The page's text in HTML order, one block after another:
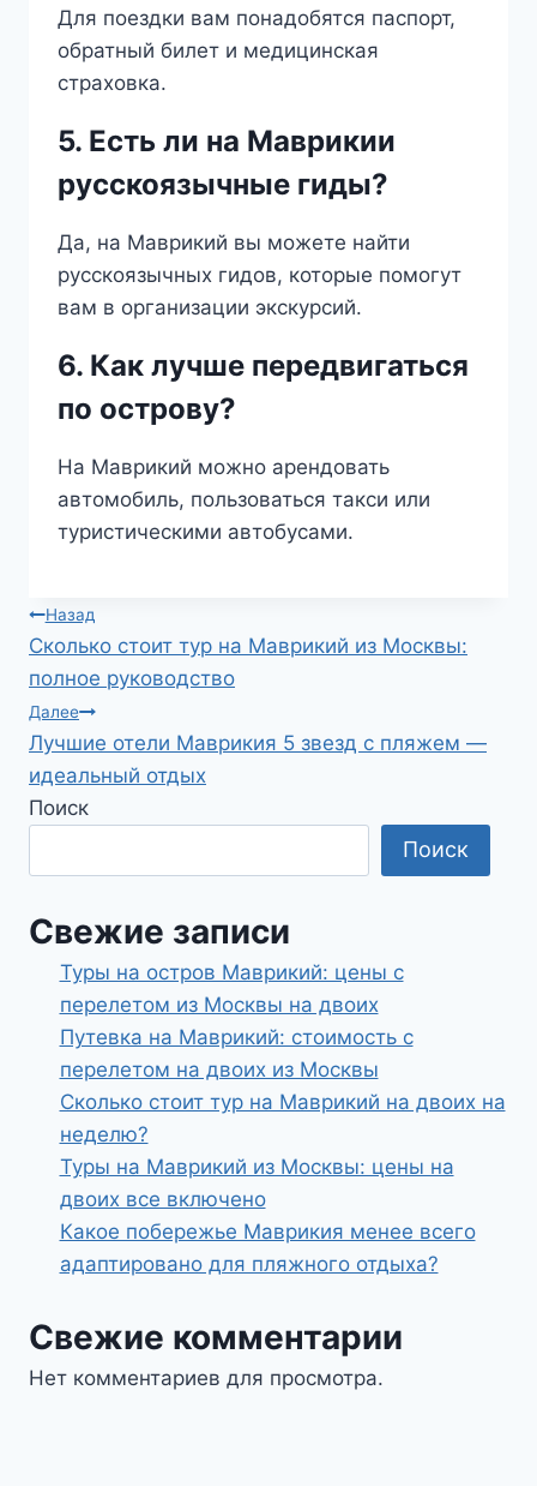
Для поездки вам понадобятся паспорт,
обратный билет и медицинская
страховка.
5. Есть ли на Маврикии
русскоязычные гиды?
Да, на Маврикий вы можете найти
русскоязычных гидов, которые помогут
вам в организации экскурсий.
6. Как лучше передвигаться
по острову?
На Маврикий можно арендовать
автомобиль, пользоваться такси или
туристическими автобусами.
Навигация
по
записям
Назад
Сколько стоит тур на Маврикий из Москвы:
полное руководство
Далее
Лучшие отели Маврикия 5 звезд с пляжем —
идеальный отдых
Поиск
Поиск
Свежие записи
Туры на остров Маврикий: цены с
перелетом из Москвы на двоих
Путевка на Маврикий: стоимость с
перелетом на двоих из Москвы
Сколько стоит тур на Маврикий на двоих на
неделю?
Туры на Маврикий из Москвы: цены на
двоих все включено
Какое побережье Маврикия менее всего
адаптировано для пляжного отдыха?
Свежие комментарии
Нет комментариев для просмотра.